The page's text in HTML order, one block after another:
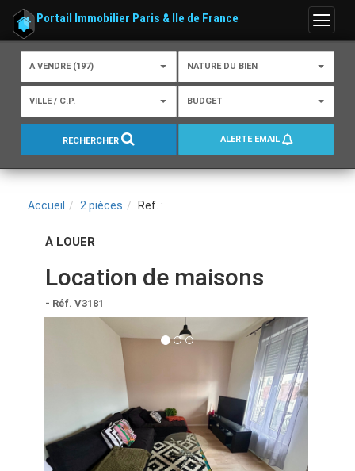
Menu
Portail Immobilier Paris & Ile de France
A VENDRE (197) NATURE DU BIEN
VILLE / C.P. BUDGET
RECHERCHER ALERTE EMAIL
Accueil 2 pièces Ref. :
À LOUER
Location de maisons
- Réf. V3181